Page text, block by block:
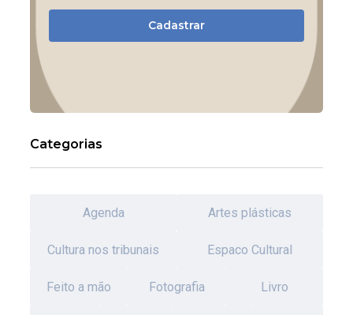
Cadastrar
Categorias
Agenda Artes plásticas
Cultura nos tribunais Espaco Cultural
Feito a mão Fotografia Livro